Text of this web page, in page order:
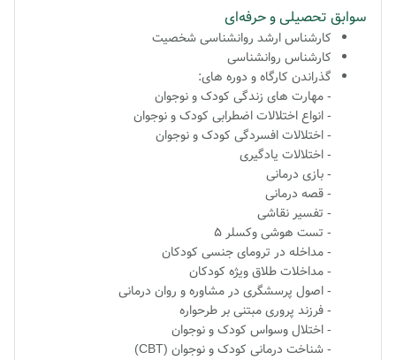
سوابق تحصیلی و حرفه‌ای
کارشناس ارشد روانشناسی شخصیت
کارشناس روانشناسی
گذراندن کارگاه و دوره های:
- مهارت های زندگی کودک و نوجوان
- انواع اختلالات اضطرابی کودک و نوجوان
- اختلالات افسردگی کودک و نوجوان
- اختلالات یادگیری
- بازی درمانی
- قصه درمانی
- تفسیر نقاشی
- تست هوشی وکسلر ۵
- مداخله در ترومای جنسی کودکان
- مداخلات طلاق ویژه کودکان
- اصول پرسشگری در مشاوره و روان درمانی
- فرزند پروری مبتنی بر طرحواره
- اختلال وسواس کودک و نوجوان
- شناخت درمانی کودک و نوجوان (CBT)